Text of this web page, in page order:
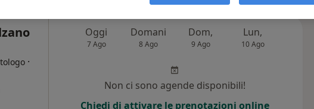
·
Oggi
7 Ago
Domani
8 Ago
Dom,
9 Ago
Lun,
10 Ago
Non ci sono agende disponibili!
Chiedi di attivare le prenotazioni online